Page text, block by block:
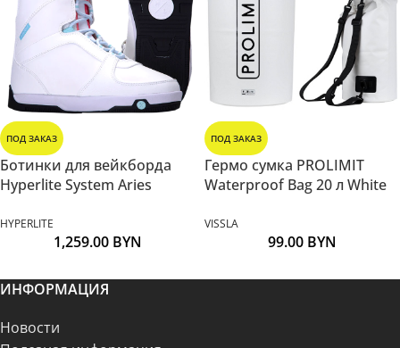
ПОД ЗАКАЗ
Ботинки для вейкборда
Hyperlite System Aries
HYPERLITE
1,259.00 BYN
ПОД ЗАКАЗ
Гермо сумка PROLIMIT
Waterproof Bag 20 л White
VISSLA
99.00 BYN
ИНФОРМАЦИЯ
Новости